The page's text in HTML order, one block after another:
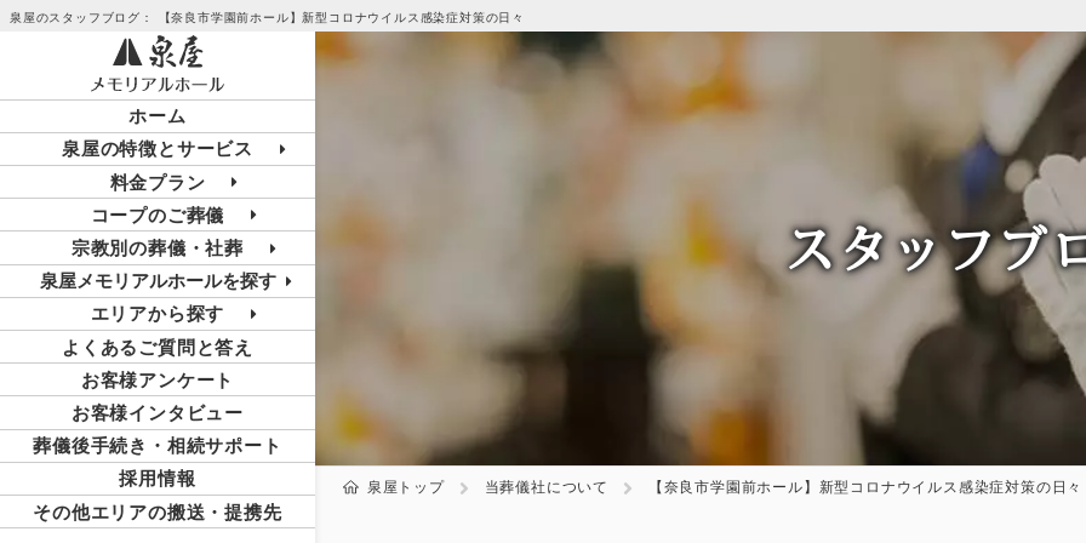
泉屋のスタッフブログ： 【奈良市学園前ホール】新型コロナウイルス感染症対策の日々
ホーム
泉屋の特徴とサービス
料金プラン
コープのご葬儀
宗教別の葬儀・社葬
泉屋メモリアルホールを探す
エリアから探す
よくあるご質問と答え
お客様アンケート
お客様インタビュー
葬儀後手続き・相続サポート
採用情報
その他エリアの搬送・提携先
スタッフブ
泉屋トップ 当葬儀社について 【奈良市学園前ホール】新型コロナウイルス感染症対策の日々